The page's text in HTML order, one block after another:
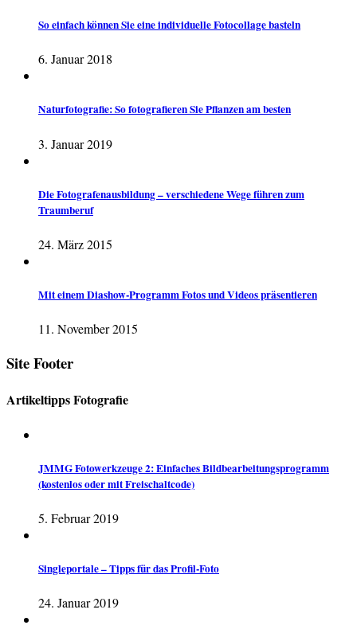
So einfach können Sie eine individuelle Fotocollage basteln
6. Januar 2018
Naturfotografie: So fotografieren Sie Pflanzen am besten
3. Januar 2019
Die Fotografenausbildung – verschiedene Wege führen zum
Traumberuf
24. März 2015
Mit einem Diashow-Programm Fotos und Videos präsentieren
11. November 2015
Site Footer
Artikeltipps Fotografie
JMMG Fotowerkzeuge 2: Einfaches Bildbearbeitungsprogramm
(kostenlos oder mit Freischaltcode)
5. Februar 2019
Singleportale – Tipps für das Profil-Foto
24. Januar 2019